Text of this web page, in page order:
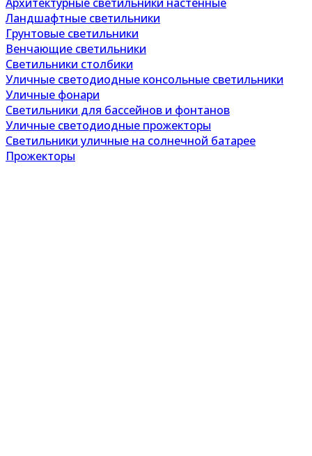
Ландшафтные светильники
Грунтовые светильники
Венчающие светильники
Светильники столбики
Уличные светодиодные консольные светильники
Уличные фонари
Светильники для бассейнов и фонтанов
Уличные светодиодные прожекторы
Светильники уличные на солнечной батарее
Прожекторы